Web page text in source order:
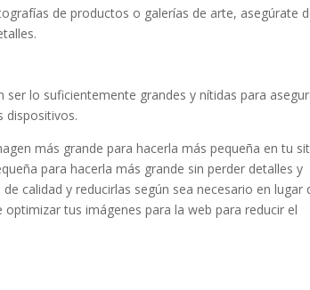
de productos o galerías de arte, asegúrate
lo suficientemente grandes y nítidas para
dispositivos.
más grande para hacerla más pequeña en tu
para hacerla más grande sin perder detalles y
calidad y reducirlas según sea necesario en lugar
tus imágenes para la web para reducir el